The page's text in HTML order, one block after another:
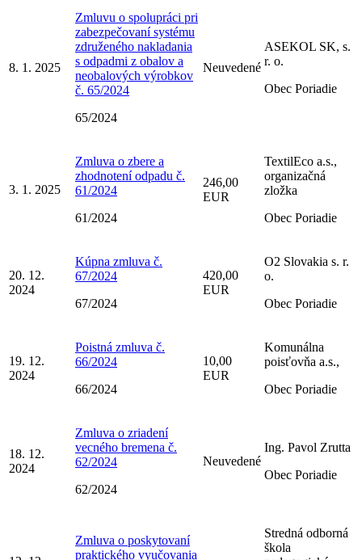
8. 1. 2025
Zmluvu o spolupráci pri
zabezpečovaní systému
združeného nakladania
s odpadmi z obalov a
neobalových výrobkov
č. 65/2024
65/2024
Neuvedené
ASEKOL SK, s.
r. o.
Obec Poriadie
3. 1. 2025
Zmluva o zbere a
zhodnotení odpadu č.
61/2024
61/2024
246,00
EUR
TextilEco a.s.,
organizačná
zložka
Obec Poriadie
20. 12.
2024
Kúpna zmluva č.
67/2024
67/2024
420,00
EUR
O2 Slovakia s. r.
o.
Obec Poriadie
19. 12.
2024
Poistná zmluva č.
66/2024
66/2024
10,00
EUR
Komunálna
poisťovňa a.s.,
Obec Poriadie
18. 12.
2024
Zmluva o zriadení
vecného bremena č.
62/2024
62/2024
Neuvedené
Ing. Pavol Zrutta
Obec Poriadie
Zmluva o poskytovaní
praktického vyučovania
Stredná odborná
škola